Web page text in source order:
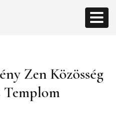
Zen Közösség
Templom